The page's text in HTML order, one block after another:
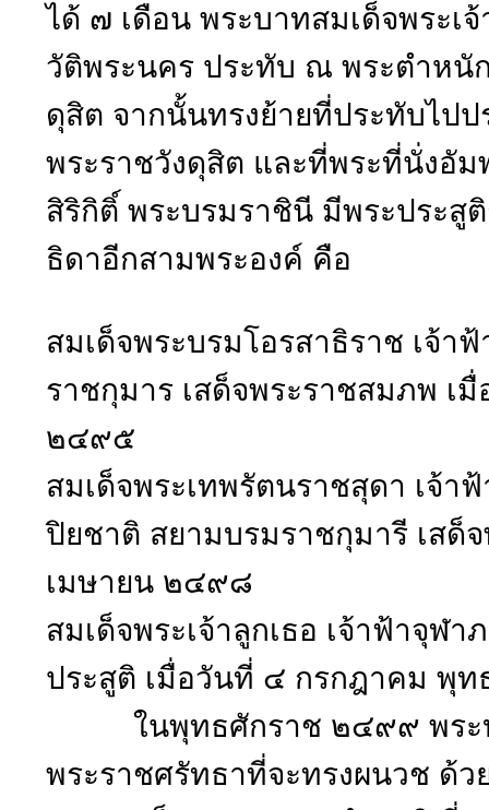
ได้ ๗ เดือน พระบาทสมเด็จพระเ
วัติพระนคร ประทับ ณ พระตำหนั
ดุสิต จากนั้นทรงย้ายที่ประทับไป
พระราชวังดุสิต และที่พระที่นั่งอัม
สิริกิติ์ พระบรมราชินี มีพระประสู
ธิดาอีกสามพระองค์ คือ
สมเด็จพระบรมโอรสาธิราช เจ้
ราชกุมาร เสด็จพระราชสมภพ
๒๔๙๕
สมเด็จพระเทพรัตนราชสุดา เจ้
ปิยชาติ สยามบรมราชกุมารี เสด็
เมษายน ๒๔๙๘
สมเด็จพระเจ้าลูกเธอ เจ้าฟ้าจุ
ประสูติ เมื่อวันที่ ๔ กรกฎาคม พุ
ในพุทธศักราช ๒๔๙๙ พระบา
พระราชศรัทธาที่จะทรงผนวช ด้